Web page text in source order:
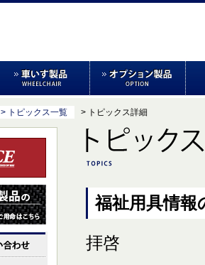
> トピックス一覧 > トピックス詳細
福祉用具情報
拝啓